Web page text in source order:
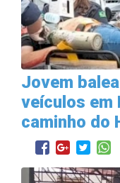
Jovem
veículos em
caminho do